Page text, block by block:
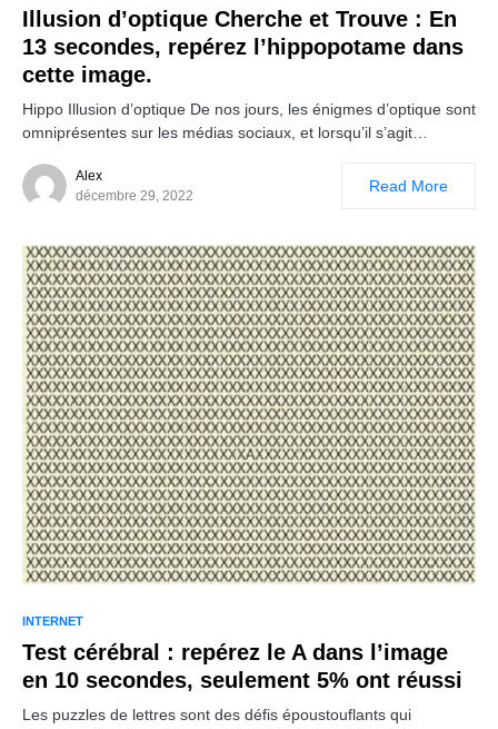
Illusion d’optique Cherche et Trouve : En
13 secondes, repérez l’hippopotame dans
cette image.
Hippo Illusion d’optique De nos jours, les énigmes d’optique sont
omniprésentes sur les médias sociaux, et lorsqu’il s’agit…
Alex
décembre 29, 2022
Read More
INTERNET
Test cérébral : repérez le A dans l’image
en 10 secondes, seulement 5% ont réussi
Les puzzles de lettres sont des défis époustouflants qui